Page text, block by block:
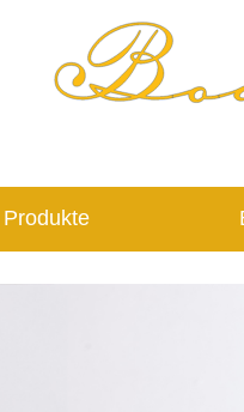
Produkte